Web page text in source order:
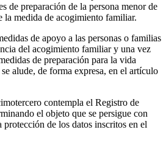
de preparación de la persona menor de
la medida de acogimiento familiar.
de apoyo a las personas o familias
del acogimiento familiar y una vez
de preparación para la vida
alude, de forma expresa, en el artículo
contempla el Registro de
el objeto que se persigue con
de los datos inscritos en el